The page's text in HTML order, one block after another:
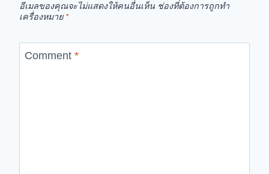
อีเมลของคุณจะไม่แสดงให้คนอื่นเห็น ช่องที่ต้องการถูกทำ
เครื่องหมาย *
Comment *